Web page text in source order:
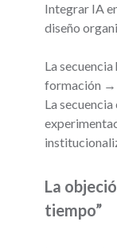
Integrar IA
diseño
La
formación →
La
La
tiempo”